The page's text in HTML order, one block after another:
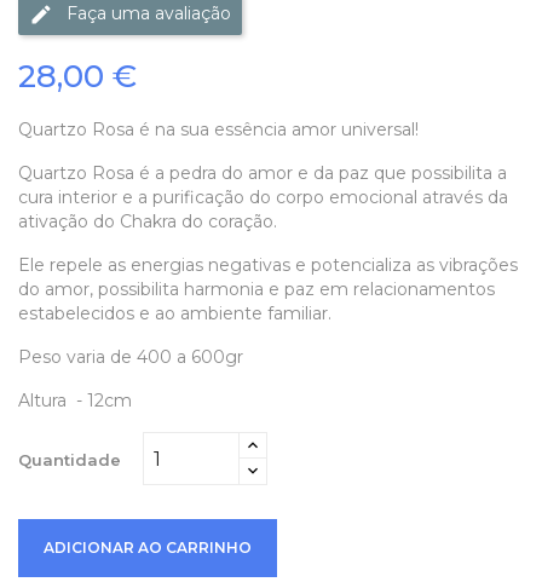
Faça uma avaliação
28,00 €
Quartzo Rosa é na sua essência amor universal!
Quartzo Rosa é a pedra do amor e da paz que possibilita a
cura interior e a purificação do corpo emocional através da
ativação do Chakra do coração.
Ele repele as energias negativas e potencializa as vibrações
do amor, possibilita harmonia e paz em relacionamentos
estabelecidos e ao ambiente familiar.
Peso varia de 400 a 600gr
Altura - 12cm
Quantidade
ADICIONAR AO CARRINHO